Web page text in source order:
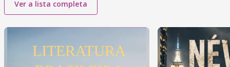
Ver a lista completa